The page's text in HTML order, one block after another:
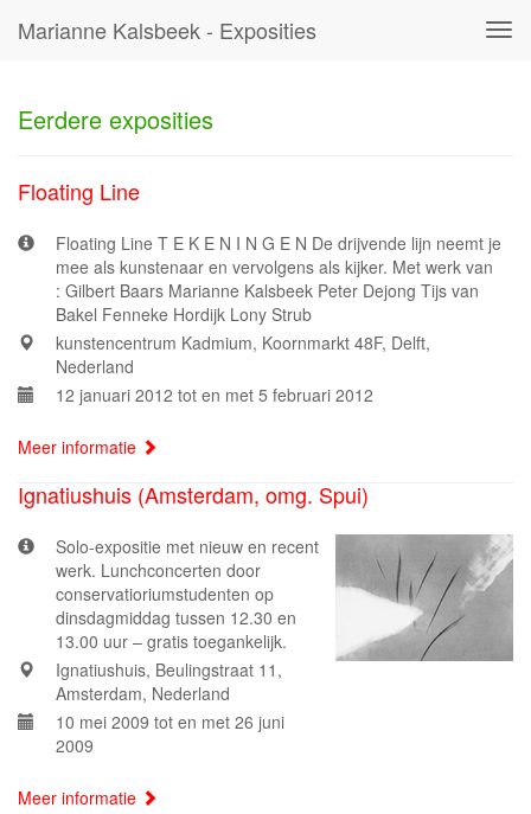
Marianne Kalsbeek - Exposities
Eerdere exposities
Floating Line
Floating Line T E K E N I N G E N De drijvende lijn neemt je
mee als kunstenaar en vervolgens als kijker. Met werk van
: Gilbert Baars Marianne Kalsbeek Peter Dejong Tijs van
Bakel Fenneke Hordijk Lony Strub
kunstencentrum Kadmium, Koornmarkt 48F, Delft,
Nederland
12 januari 2012 tot en met 5 februari 2012
Meer informatie
Ignatiushuis (Amsterdam, omg. Spui)
Solo-expositie met nieuw en recent
werk. Lunchconcerten door
conservatioriumstudenten op
dinsdagmiddag tussen 12.30 en
13.00 uur – gratis toegankelijk.
Ignatiushuis, Beulingstraat 11,
Amsterdam, Nederland
10 mei 2009 tot en met 26 juni
2009
Meer informatie